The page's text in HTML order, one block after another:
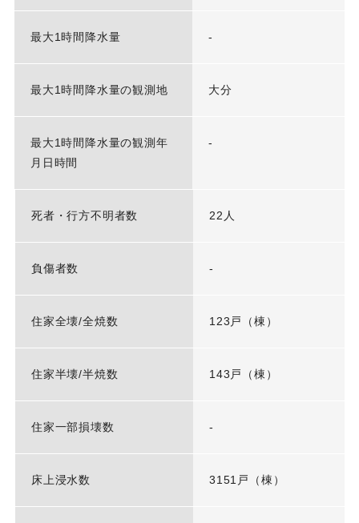
最大1時間降水量 -
最大1時間降水量の観測地 大分
最大1時間降水量の観測年
月日時間
-
死者・行方不明者数 22人
負傷者数 -
住家全壊/全焼数 123戸（棟）
住家半壊/半焼数 143戸（棟）
住家一部損壊数 -
床上浸水数 3151戸（棟）